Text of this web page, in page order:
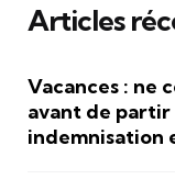
Articles
Vacances : ne
avant de
indemnisation